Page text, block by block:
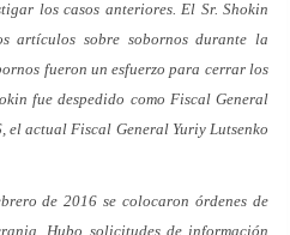
los casos anteriores. El Sr. Shokin
artículos sobre sobornos durante la
fueron un esfuerzo para cerrar los
fue despedido como Fiscal General
el actual Fiscal General Yuriy Lutsenko
de 2016 se colocaron órdenes de
Hubo solicitudes de información